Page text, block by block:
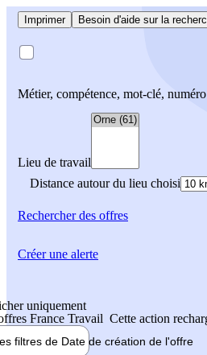
Imprimer Besoin d'aide sur la
Métier, compétence, mot-clé,
Lieu de travail
Distance autour du lieu choisi
Rechercherdes offres
uniquement
France Travail Cette action
filtres de Date de création de l'offre
Créer une alerte